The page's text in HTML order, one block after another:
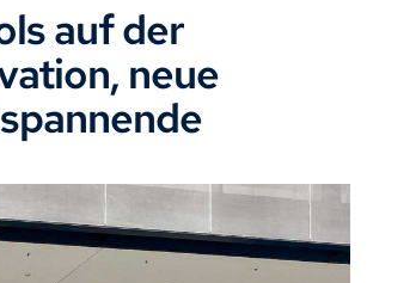
auf der
neue